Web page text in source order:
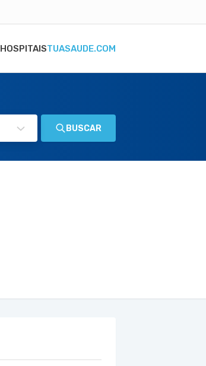
HOSPITAISTUASAUDE.COM
BUSCAR